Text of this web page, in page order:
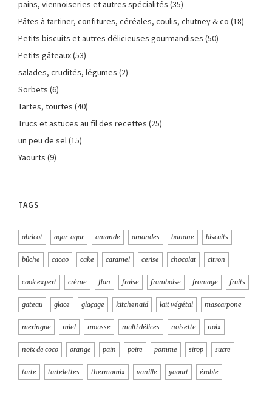
pains, viennoiseries et autres spécialités (35)
Pâtes à tartiner, confitures, céréales, coulis, chutney & co (18)
Petits biscuits et autres délicieuses gourmandises (50)
Petits gâteaux(53)
salades, crudités, légumes (2)
Sorbets (6)
Tartes, tourtes (40)
Trucs et astuces au fil des recettes (25)
un peu de sel(15)
Yaourts (9)
TAGS
abricot agar-agar amande amandes banane biscuits
bûche cacao cake caramel cerise chocolat citron
cook expert crème flan fraise framboise fromage fruits
gateau glace glaçage kitchenaid lait végétal mascarpone
meringue miel mousse multi délices noisette noix
noix de coco orange pain poire pomme sirop sucre
tarte tartelettes thermomix vanille yaourt érable